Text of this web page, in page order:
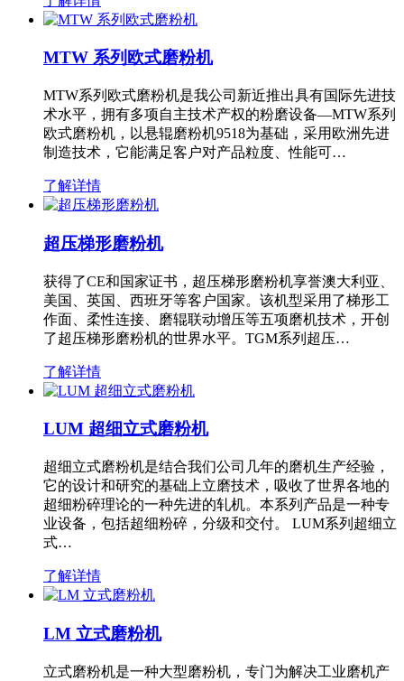
MTW 系列欧式磨粉机
MTW系列欧式磨粉机是我公司新近推出具有国际先进技
术水平，拥有多项自主技术产权的粉磨设备—MTW系列
欧式磨粉机，以悬辊磨粉机9518为基础，采用欧洲先进
制造技术，它能满足客户对产品粒度、性能可…
了解详情
超压梯形磨粉机
获得了CE和国家证书，超压梯形磨粉机享誉澳大利亚、
美国、英国、西班牙等客户国家。该机型采用了梯形工
作面、柔性连接、磨辊联动增压等五项磨机技术，开创
了超压梯形磨粉机的世界水平。TGM系列超压…
了解详情
LUM 超细立式磨粉机
超细立式磨粉机是结合我们公司几年的磨机生产经验，
它的设计和研究的基础上立磨技术，吸收了世界各地的
超细粉碎理论的一种先进的轧机。本系列产品是一种专
业设备，包括超细粉碎，分级和交付。 LUM系列超细立
式…
了解详情
LM 立式磨粉机
立式磨粉机是一种大型磨粉机，专门为解决工业磨机产